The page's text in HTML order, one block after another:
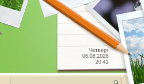
Четверг
06.08.2026
20:41